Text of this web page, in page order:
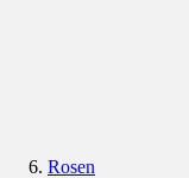
Rosen